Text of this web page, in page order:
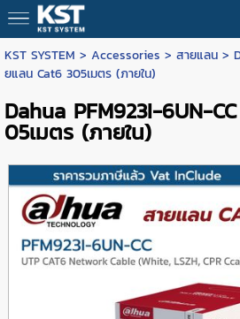
KST SYSTEM > Accessories > สายแลน>
ยแลน Cat6 305เมตร (ภายใน)
Dahua PFM923I-6UN-
05เมตร (ภายใน)